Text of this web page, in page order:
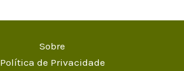
Sobre
Política de Privacidade